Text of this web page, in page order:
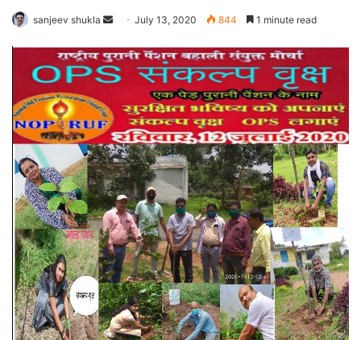
sanjeev shukla
Send
email
July 13, 2020 844 1 minute read